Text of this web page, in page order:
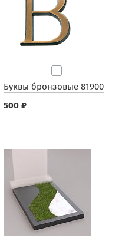
Буквы бронзовые 81900
500 ₽